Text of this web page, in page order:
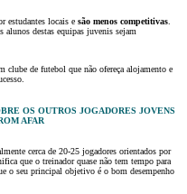
estudantes locais e são menos competitivas.
destas equipas juvenis sejam
de futebol que não ofereça alojamento e
OS OUTROS JOGADORES JOVENS
AFAR
cerca de 20-25 jogadores orientados por
que o treinador quase não tem tempo para
o seu principal objetivo é o bom desempenho